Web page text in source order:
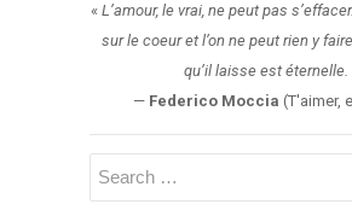
« L’amour, le vrai, ne peut pas
sur le coeur et l’on ne peut rien y
qu’il laisse est éternelle.
— Federico Moccia (T'aimer,